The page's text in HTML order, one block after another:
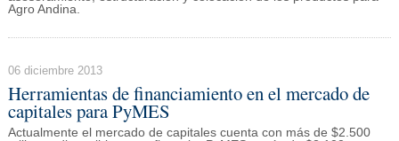
Agro Andina.
06 diciembre 2013
Herramientas de financiamiento en el mercado de
capitales para PyMES
Actualmente el mercado de capitales cuenta con más de $2.500